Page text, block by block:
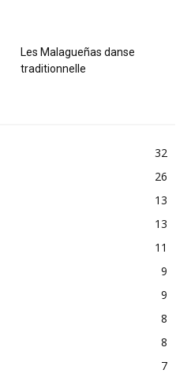
Les Malagueñas danse
traditionnelle
32
26
13
13
11
9
9
8
8
7